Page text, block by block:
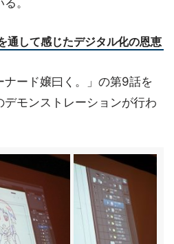
。
通して感じたデジタル化の恩恵
ナード嬢曰く。」の第9話を
モンストレーションが行わ